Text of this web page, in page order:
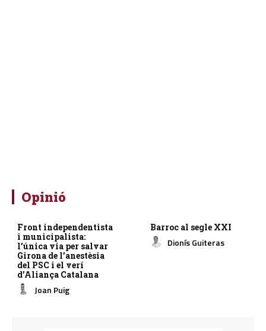
Opinió
Front independentista
i municipalista:
l’única via per salvar
Girona de l’anestèsia
del PSC i el verí
d’Aliança Catalana
Joan Puig
Barroc al segle XXI
Dionís Guiteras